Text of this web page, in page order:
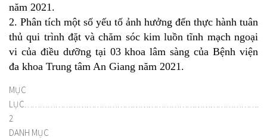
năm 2021.
2. Phân tích một số yếu tố ảnh hưởng đến thực hành tuân
thủ qui trình đặt và chăm sóc kim luồn tĩnh mạch ngoại
vi của điều dưỡng tại 03 khoa lâm sàng của Bệnh viện
đa khoa Trung tâm An Giang năm 2021.
MỤC
2
DANH MỤC